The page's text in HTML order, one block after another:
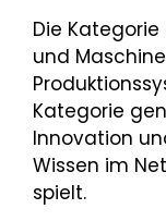
Die
und
Kategorie
Innovation
Wissen im
spielt.